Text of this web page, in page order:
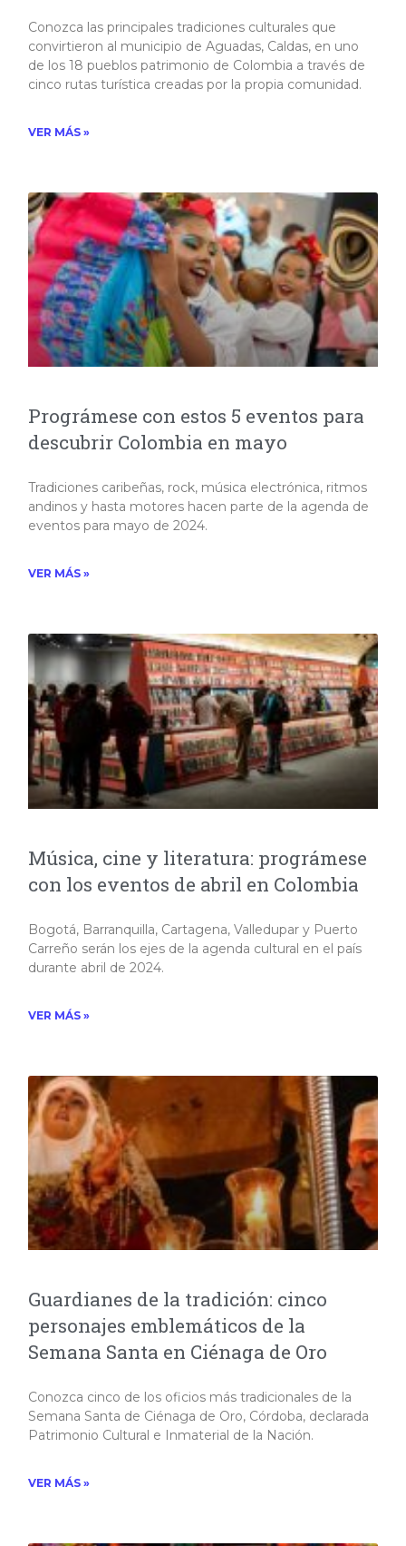
Conozca las principales tradiciones culturales que
convirtieron al municipio de Aguadas, Caldas, en uno
de los 18 pueblos patrimonio de Colombia a través de
cinco rutas turística creadas por la propia comunidad.​
VER MÁS »
Prográmese con estos 5 eventos para
descubrir Colombia en mayo
Tradiciones caribeñas, rock, música electrónica, ritmos
andinos y hasta motores hacen parte de la agenda de
eventos para mayo de 2024.
VER MÁS »
Música, cine y literatura: prográmese
con los eventos de abril en Colombia
Bogotá, Barranquilla, Cartagena, Valledupar y Puerto
Carreño serán los ejes de la agenda cultural en el país
durante abril de 2024.
VER MÁS »
Guardianes de la tradición: cinco
personajes emblemáticos de la
Semana Santa en Ciénaga de Oro
Conozca cinco de los oficios más tradicionales de la
Semana Santa de Ciénaga de Oro, Córdoba, declarada
Patrimonio Cultural e Inmaterial de la Nación.​
VER MÁS »